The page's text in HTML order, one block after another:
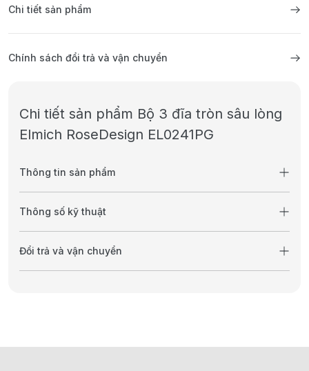
Chi tiết sản phẩm
Chính sách đổi trả và vận chuyển
Chi tiết sản phẩm Bộ 3 đĩa tròn sâu lòng
Elmich RoseDesign EL0241PG
Thông tin sản phẩm
Thông số kỹ thuật
Đổi trả và vận chuyển